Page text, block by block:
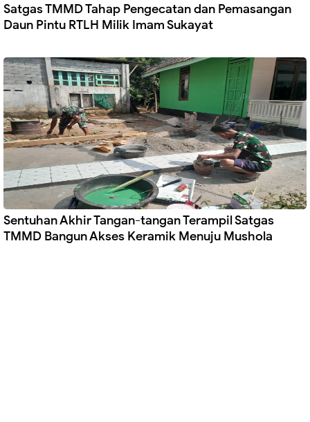
Satgas TMMD Tahap Pengecatan dan Pemasangan
Daun Pintu RTLH Milik Imam Sukayat
Sentuhan Akhir Tangan-tangan Terampil Satgas
TMMD Bangun Akses Keramik Menuju Mushola